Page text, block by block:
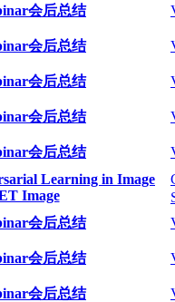
会后总结
会后总结
会后总结
会后总结
会后总结
Learning in Image
Image
会后总结
会后总结
会后总结